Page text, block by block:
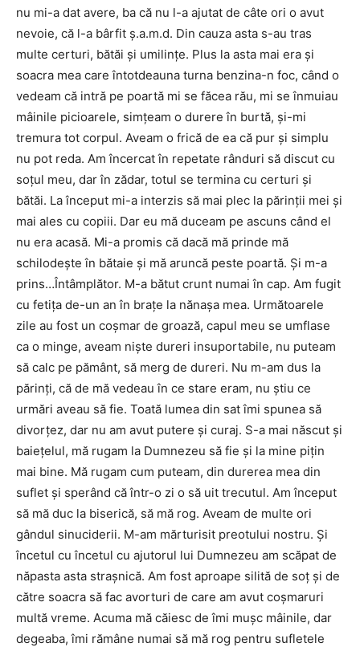
nu mi-a dat avere, ba că nu l-a ajutat de câte ori o avut
nevoie, că l-a bârfit ș.a.m.d. Din cauza asta s-au tras
multe certuri, bătăi și umilințe. Plus la asta mai era și
soacra mea care întotdeauna turna benzina-n foc, când o
vedeam că intră pe poartă mi se făcea rău, mi se înmuiau
mâinile picioarele, simțeam o durere în burtă, și-mi
tremura tot corpul. Aveam o frică de ea că pur și simplu
nu pot reda. Am încercat în repetate rânduri să discut cu
soțul meu, dar în zădar, totul se termina cu certuri și
bătăi. La început mi-a interzis să mai plec la părinții mei și
mai ales cu copiii. Dar eu mă duceam pe ascuns când el
nu era acasă. Mi-a promis că dacă mă prinde mă
schilodește în bătaie și mă aruncă peste poartă. Și m-a
prins…Întâmplător. M-a bătut crunt numai în cap. Am fugit
cu fetița de-un an în brațe la nănașa mea. Următoarele
zile au fost un coșmar de groază, capul meu se umflase
ca o minge, aveam niște dureri insuportabile, nu puteam
să calc pe pământ, să merg de dureri. Nu m-am dus la
părinți, că de mă vedeau în ce stare eram, nu știu ce
urmări aveau să fie. Toată lumea din sat îmi spunea să
divorțez, dar nu am avut putere și curaj. S-a mai născut și
baiețelul, mă rugam la Dumnezeu să fie și la mine pițin
mai bine. Mă rugam cum puteam, din durerea mea din
suflet și sperând că într-o zi o să uit trecutul. Am început
să mă duc la biserică, să mă rog. Aveam de multe ori
gândul sinuciderii. M-am mărturisit preotului nostru. Și
încetul cu încetul cu ajutorul lui Dumnezeu am scăpat de
năpasta asta strașnică. Am fost aproape silită de soț și de
către soacra să fac avorturi de care am avut coșmaruri
multă vreme. Acuma mă căiesc de îmi mușc mâinile, dar
degeaba, îmi rămâne numai să mă rog pentru sufletele